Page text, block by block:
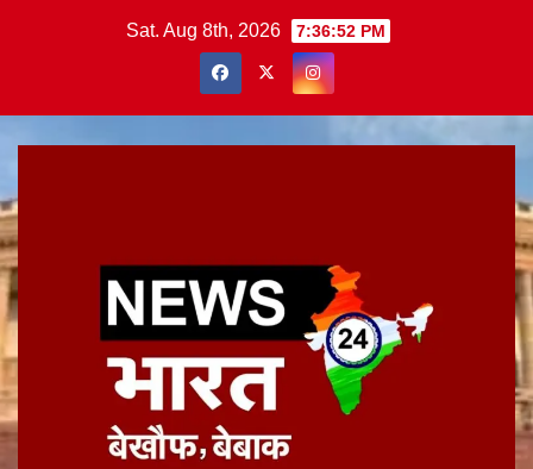
Sat. Aug 8th, 2026 7:36:52 PM